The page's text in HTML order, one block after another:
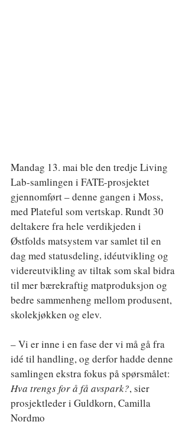
Mandag 13. mai ble den tredje Living
Lab-samlingen i FATE-prosjektet
gjennomført – denne gangen i Moss,
med Plateful som vertskap. Rundt 30
deltakere fra hele verdikjeden i
Østfolds matsystem var samlet til en
dag med statusdeling, idéutvikling og
videreutvikling av tiltak som skal bidra
til mer bærekraftig matproduksjon og
bedre sammenheng mellom produsent,
skolekjøkken og elev.
– Vi er inne i en fase der vi må gå fra
idé til handling, og derfor hadde denne
samlingen ekstra fokus på spørsmålet:
Hva trengs for å få avspark?, sier
prosjektleder i Guldkorn, Camilla
Nordmo